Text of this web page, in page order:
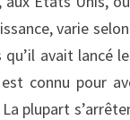
varie
avait lancé
connu pour
La plupart